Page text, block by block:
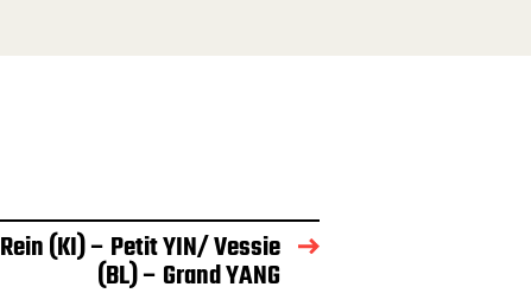
Rein (KI) – Petit YIN/ Vessie
(BL) – Grand YANG